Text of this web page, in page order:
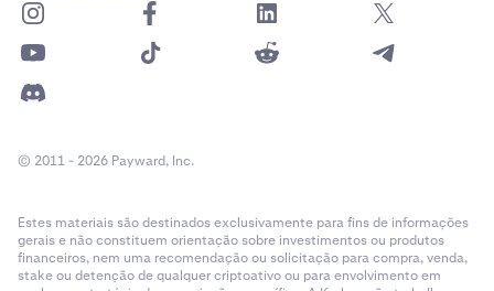
© 2011 - 2026 Payward, Inc.
Estes materiais são destinados exclusivamente para fins de informações
gerais e não constituem orientação sobre investimentos ou produtos
financeiros, nem uma recomendação ou solicitação para compra, venda,
stake ou detenção de qualquer criptoativo ou para envolvimento em